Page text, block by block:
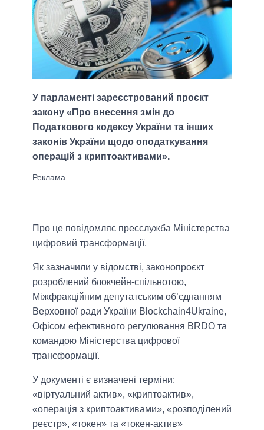
У парламенті зареєстрований проєкт
закону «Про внесення змін до
Податкового кодексу України та інших
законів України щодо оподаткування
операцій з криптоактивами».
Про це повідомляє пресслужба Міністерства
цифровий трансформації.
Як зазначили у відомстві, законопроєкт
розроблений блокчейн-спільнотою,
Міжфракційним депутатським об’єднанням
Верховної ради України Blockchain4Ukraine,
Офісом ефективного регулювання BRDO та
командою Міністерства цифрової
трансформації.
У документі є визначені терміни:
«віртуальний актив», «криптоактив»,
«операція з криптоактивами», «розподілений
реєстр», «токен» та «токен-актив»